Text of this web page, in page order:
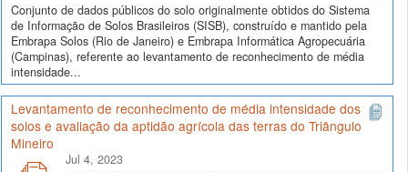
Conjunto de dados públicos do solo originalmente obtidos do Sistema
de Informação de Solos Brasileiros (SISB), construído e mantido pela
Embrapa Solos (Rio de Janeiro) e Embrapa Informática Agropecuária
(Campinas), referente ao levantamento de reconhecimento de média
intensidade...
Levantamento de reconhecimento de média intensidade dos
solos e avaliação da aptidão agrícola das terras do Triângulo
Mineiro
Jul 4, 2023